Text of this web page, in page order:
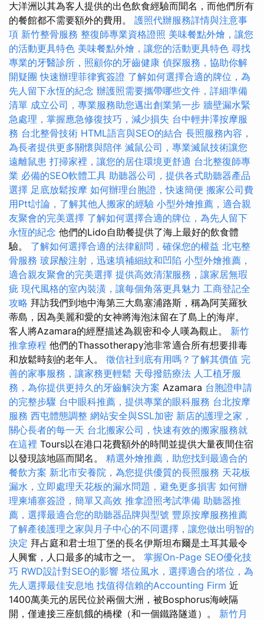
大洋洲以其為客人提供的出色飲食經驗而聞名，而他們所有
的餐館都不需要額外的費用。 護照代辦服務詳情與注意事
項 新竹整骨服務 整復師專業資格證照 美味餐點外燴，讓您
的活動更具特色 美味餐點外燴，讓您的活動更具特色 尋找
專業的牙醫診所，照顧你的牙齒健康 偵探服務，協助你解
開疑團 快速辦理菲律賓簽證 了解如何選擇合適的牌位，為
先人留下永恆的紀念 辦護照需要攜帶哪些文件，詳細準備
清單 成立公司，專業服務助您邁出創業第一步 牆壁漏水緊
急處理，掌握應急修復技巧，減少損失 台中輕井澤按摩服
務 台北整骨技術 HTML語言與SEO的結合 長照服務內容，
為長者提供更多關懷與陪伴 滅鼠公司，專業滅鼠技術讓您
遠離鼠患 打掃家裡，讓您的居住環境更舒適 台北整復師專
業 必備的SEO軟體工具 助聽器公司，提供各式助聽器產品
選擇 足底放鬆按摩 如何辦理台胞證，快速簡便 搬家公司費
用Ptt討論，了解其他人搬家的經驗 小型外燴推薦，適合親
友聚會的完美選擇 了解如何選擇合適的牌位，為先人留下
永恆的紀念 他們的Lido自助餐提供了海上最好的飲食體
驗。 了解如何選擇合適的法律顧問，確保您的權益 北屯整
骨服務 玻尿酸注射，迅速填補細紋和凹陷 小型外燴推薦，
適合親友聚會的完美選擇 提供高效清潔服務，讓家居無瑕
疵 現代風格的室內裝潢，讓每個角落更具魅力 工商登記全
攻略 拜訪我們到地中海第三大島塞浦路斯，稱為阿芙羅狄
蒂島，因為美麗和愛的女神將海泡沫留在了島上的海岸。
客人將Azamara的經歷描述為親密和令人嘆為觀止。 新竹
推拿療程 他們的Thassotherapy池非常適合所有想要排毒
和放鬆時刻的老年人。 徵信社到底有用嗎？了解其價值 完
善的家事服務，讓家務更輕鬆 天母撥筋療法 人工植牙服
務，為你提供更持久的牙齒解決方案 Azamara 台胞證申請
的完整步驟 台中眼科推薦，提供專業的眼科服務 台北按摩
服務 西屯體態調整 網站安全與SSL加密 新店的護理之家，
關心長者的每一天 台北搬家公司，快速有效的搬家服務就
在這裡 Tours以在港口花費額外的時間並提供大量夜間住宿
以發現該地區而聞名。 精選外燴推薦，助您找到最適合的
餐飲方案 新北市安養院，為您提供優質的長照服務 天花板
漏水，立即處理天花板的漏水問題，避免更多損害 如何辦
理柬埔寨簽證，簡單又高效 推拿證照考試準備 助聽器推
薦，選擇最適合您的助聽器品牌與型號 豐原按摩服務推薦
了解產後護理之家與月子中心的不同選擇，讓您做出明智的
決定 拜占庭和君士坦丁堡的長名伊斯坦布爾是土耳其最令
人興奮，人口最多的城市之一。 掌握On-Page SEO優化技
巧 RWD設計對SEO的影響 塔位風水，選擇適合的塔位，為
先人選擇最佳安息地 找值得信賴的Accounting Firm 近
1400萬美元的居民位於兩個大洲，被Bosphorus海峽隔
開，僅連接三座飢餓的橋樑（和一個鐵路隧道）。 新竹月